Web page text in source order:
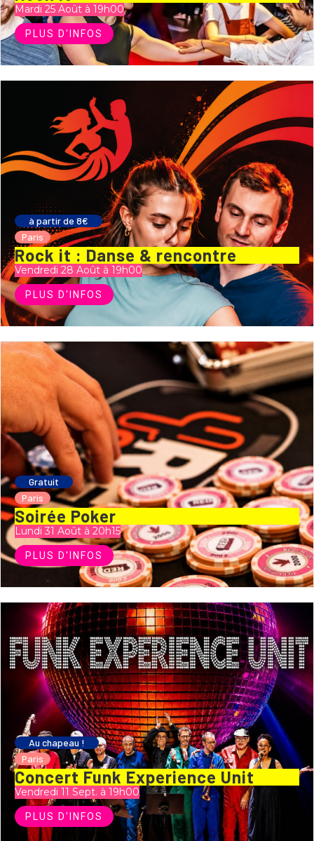
Mardi 25 Août à 19h00
PLUS D'INFOS
à partir de 8€
Paris
Rock it : Danse & rencontre
Vendredi 28 Août à 19h00
PLUS D'INFOS
Gratuit
Paris
Soirée Poker
Lundi 31 Août à 20h15
PLUS D'INFOS
Au chapeau !
Paris
Concert Funk Experience Unit
Vendredi 11 Sept. à 19h00
PLUS D'INFOS